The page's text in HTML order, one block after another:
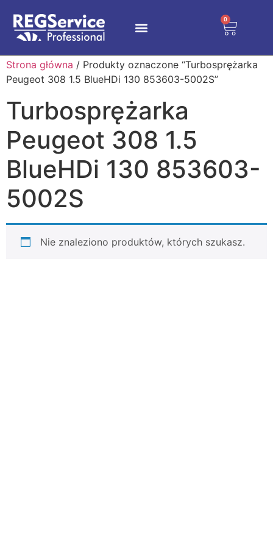
0
Strona główna / Produkty oznaczone “Turbosprężarka
Peugeot 308 1.5 BlueHDi 130 853603-5002S”
Turbosprężarka
Peugeot 308 1.5
BlueHDi 130 853603-
5002S
Nie znaleziono produktów, których szukasz.